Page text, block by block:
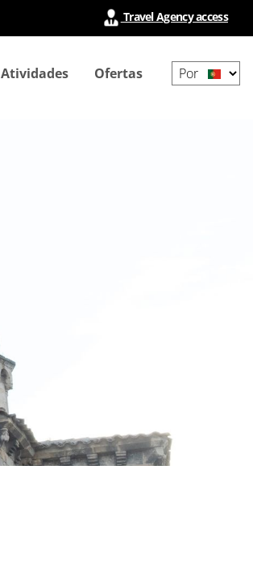
Travel Agency access
Atividades Ofertas
your